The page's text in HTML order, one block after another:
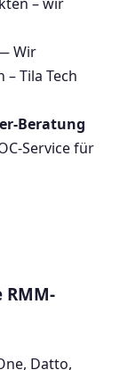
– wir
Wir
Tila Tech
Beratung
Service für
Datto,